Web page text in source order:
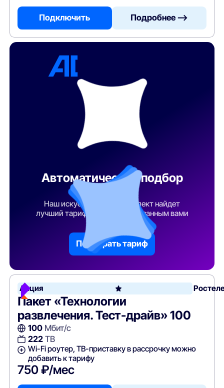
Подключить Подробнее —>
Автоматический подбор
Наш искусственный интеллект найдет
лучший тарифный план по указанным вами
Подобрать тариф
Акция
Пакет «Технологии
развлечения. Тест-драйв» 100
100Мбит/с
222ТВ
Wi-Fi роутер, ТВ-приставку в рассрочку можно
добавить к тарифу
750 ₽/мес